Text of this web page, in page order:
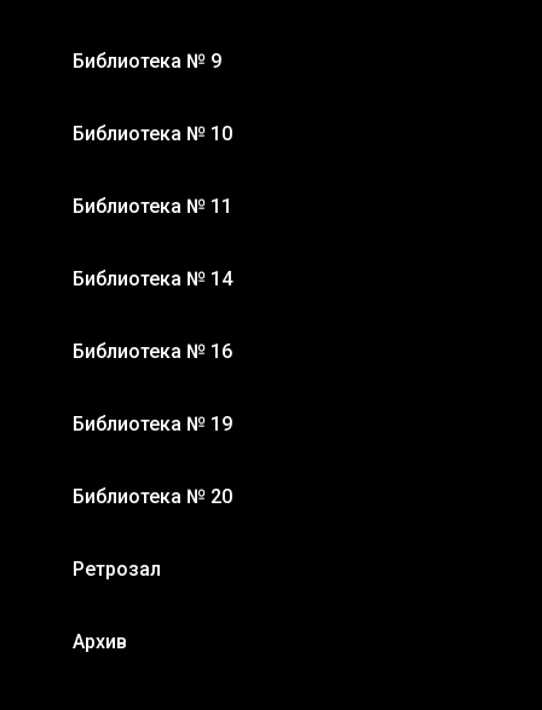
Библиотека № 9
Библиотека № 10
Библиотека № 11
Библиотека № 14
Библиотека № 16
Библиотека № 19
Библиотека № 20
Ретрозал
Архив